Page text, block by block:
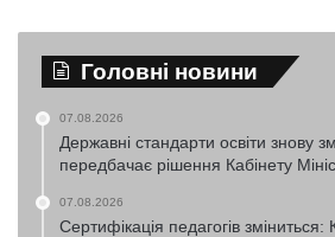
Головні новини
07.08.2026
Державні стандарти освіти знову
передбачає рішення Кабінету
07.08.2026
Сертифікація педагогів зміниться: